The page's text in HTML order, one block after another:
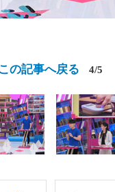
この記事へ戻る 4/5